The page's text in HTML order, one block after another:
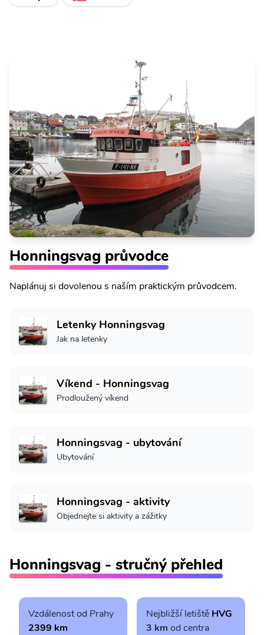
Honningsvag průvodce
Naplánuj si dovolenou s naším praktickým průvodcem.
Letenky Honningsvag
Jak na letenky
Víkend - Honningsvag
Prodloužený víkend
Honningsvag - ubytování
Ubytování
Honningsvag - aktivity
Objednejte si aktivity a zážitky
Honningsvag - stručný přehled
Vzdálenost od Prahy
2399 km
Nejbližší letiště HVG
3 km od centra